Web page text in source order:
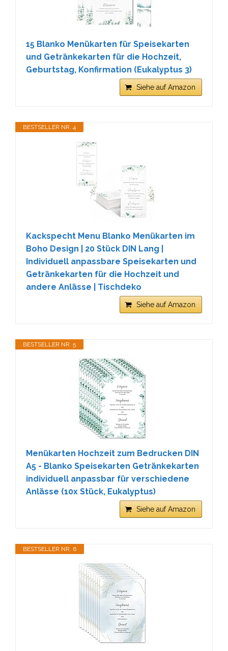
15 Blanko Menükarten für Speisekarten
und Getränkekarten für die Hochzeit,
Geburtstag, Konfirmation (Eukalyptus 3)
Siehe auf Amazon
BESTSELLER NR. 4
Kackspecht Menu Blanko Menükarten im
Boho Design | 20 Stück DIN Lang |
Individuell anpassbare Speisekarten und
Getränkekarten für die Hochzeit und
andere Anlässe | Tischdeko
Siehe auf Amazon
BESTSELLER NR. 5
Menükarten Hochzeit zum Bedrucken DIN
A5 - Blanko Speisekarten Getränkekarten
individuell anpassbar für verschiedene
Anlässe (10x Stück, Eukalyptus)
Siehe auf Amazon
BESTSELLER NR. 6